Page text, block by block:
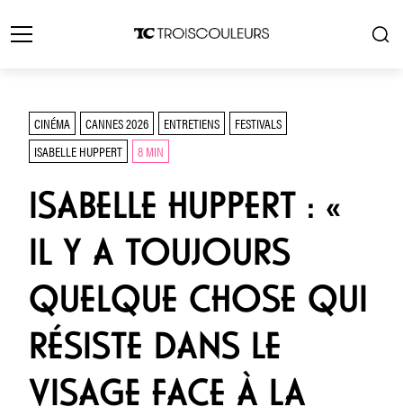
CINÉMA CANNES 2026 ENTRETIENS
FESTIVALS
ISABELLE HUPPERT
8 MIN
ISABELLE HUPPERT : «
IL Y A TOUJOURS
QUELQUE CHOSE QUI
RÉSISTE DANS LE
VISAGE FACE À LA